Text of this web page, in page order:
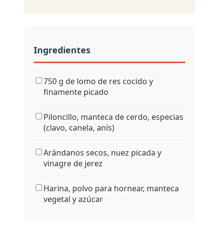
Ingredientes
750 g de lomo de res cocido y
finamente picado
Piloncillo, manteca de cerdo, especias
(clavo, canela, anís)
Arándanos secos, nuez picada y
vinagre de jerez
Harina, polvo para hornear, manteca
vegetal y azúcar